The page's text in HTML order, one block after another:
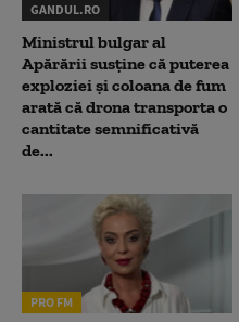
GANDUL.RO
Ministrul bulgar al
Apărării susține că puterea
exploziei și coloana de fum
arată că drona transporta o
cantitate semnificativă
de...
PRO FM